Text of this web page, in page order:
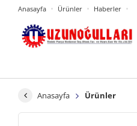
Anasayfa Ürünler Haberler
Anasayfa Ürünler